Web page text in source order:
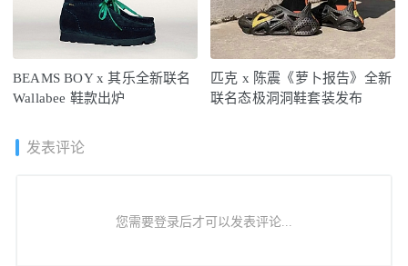
BEAMS BOY x 其乐全新联名
Wallabee 鞋款出炉
匹克 x 陈震《萝卜报告》全新
联名态极洞洞鞋套装发布
发表评论
您需要登录后才可以发表评论...